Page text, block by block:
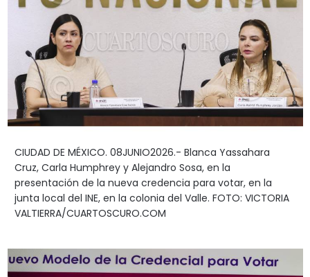
CIUDAD DE MÉXICO. 08JUNIO2026.- Blanca Yassahara
Cruz, Carla Humphrey y Alejandro Sosa, en la
presentación de la nueva credencia para votar, en la
junta local del INE, en la colonia del Valle. FOTO: VICTORIA
VALTIERRA/CUARTOSCURO.COM